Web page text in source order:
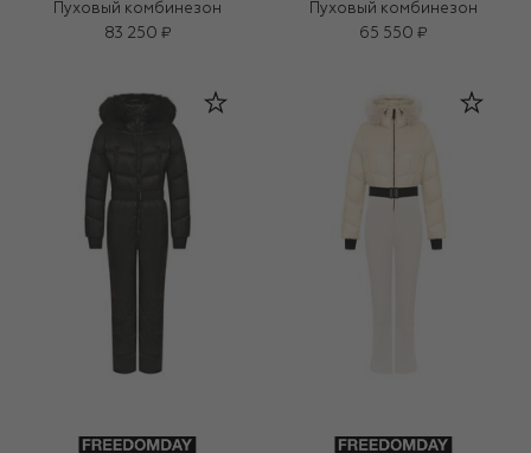
Пуховый комбинезон
83 250 ₽
Пуховый комбинезон
65 550 ₽